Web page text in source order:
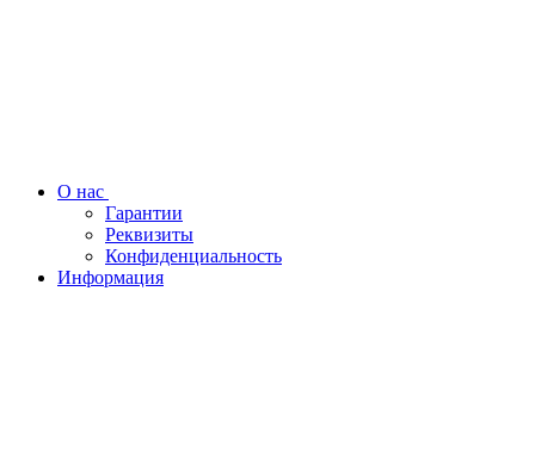
О нас
Гарантии
Реквизиты
Конфиденциальность
Информация